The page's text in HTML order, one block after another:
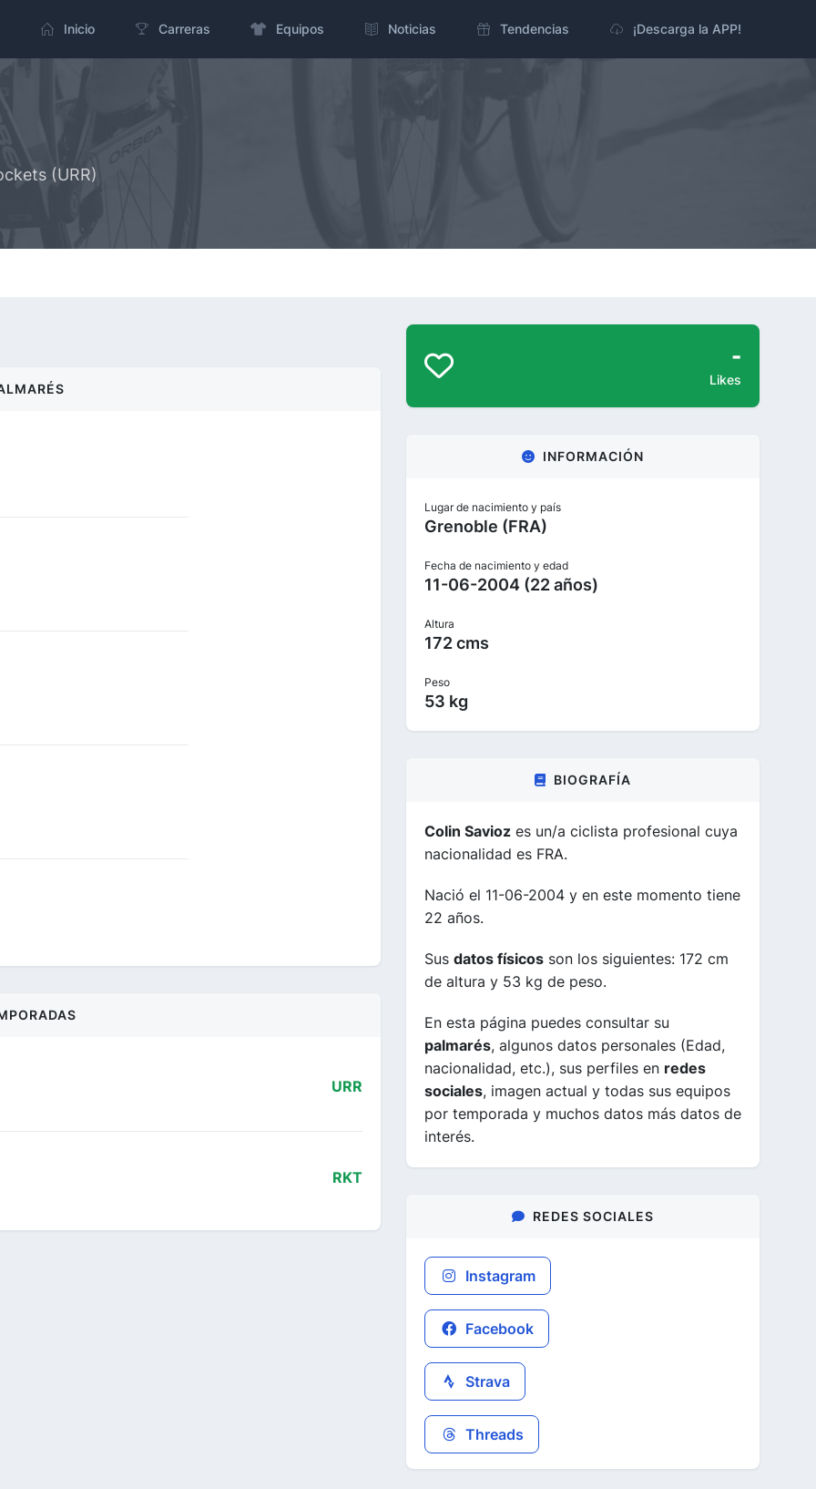
Inicio Carreras Equipos Noticias Tendencias ¡Descarga la APP!
(URR)
URR
RKT
-
Likes
INFORMACIÓN
Lugar de nacimiento y país
Grenoble (FRA)
Fecha de nacimiento y edad
11-06-2004 (22 años)
Altura
172 cms
Peso
53 kg
BIOGRAFÍA
Colin Savioz es un/a ciclista profesional cuya
nacionalidad es FRA.
Nació el 11-06-2004 y en este momento tiene
22 años.
Sus datos físicos son los siguientes: 172 cm
de altura y 53 kg de peso.
En esta página puedes consultar su
palmarés, algunos datos personales (Edad,
nacionalidad, etc.), sus perfiles en redes
sociales, imagen actual y todas sus equipos
por temporada y muchos datos más datos de
interés.
REDES SOCIALES
Instagram
Facebook
Strava
Threads